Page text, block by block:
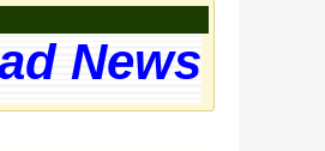
News!